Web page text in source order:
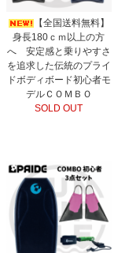
【全国送料無料】
身長180ｃｍ以上の方
へ 安定感と乗りやすさ
を追求した伝統のプライ
ドボディボード初心者モ
デルＣＯＭＢＯ
SOLD OUT